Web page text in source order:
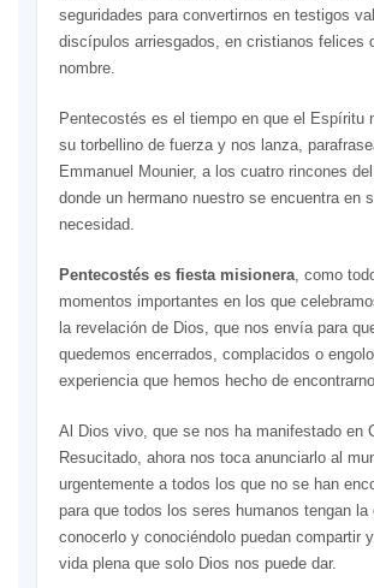
seguridades para convertirnos en testigos
discípulos arriesgados, en cristianos felices
nombre.
Pentecostés es el tiempo en que el Espíritu
su torbellino de fuerza y nos lanza,
Emmanuel Mounier, a los cuatro rincones
donde un hermano nuestro se encuentra en
necesidad.
Pentecostés es fiesta misionera, como
momentos importantes en los que
la revelación de Dios, que nos envía para
quedemos encerrados, complacidos o
experiencia que hemos hecho de
Al Dios vivo, que se nos ha manifestado en
Resucitado, ahora nos toca anunciarlo al
urgentemente a todos los que no se han
para que todos los seres humanos tengan la
conocerlo y conociéndolo puedan compartir
vida plena que solo Dios nos puede dar.